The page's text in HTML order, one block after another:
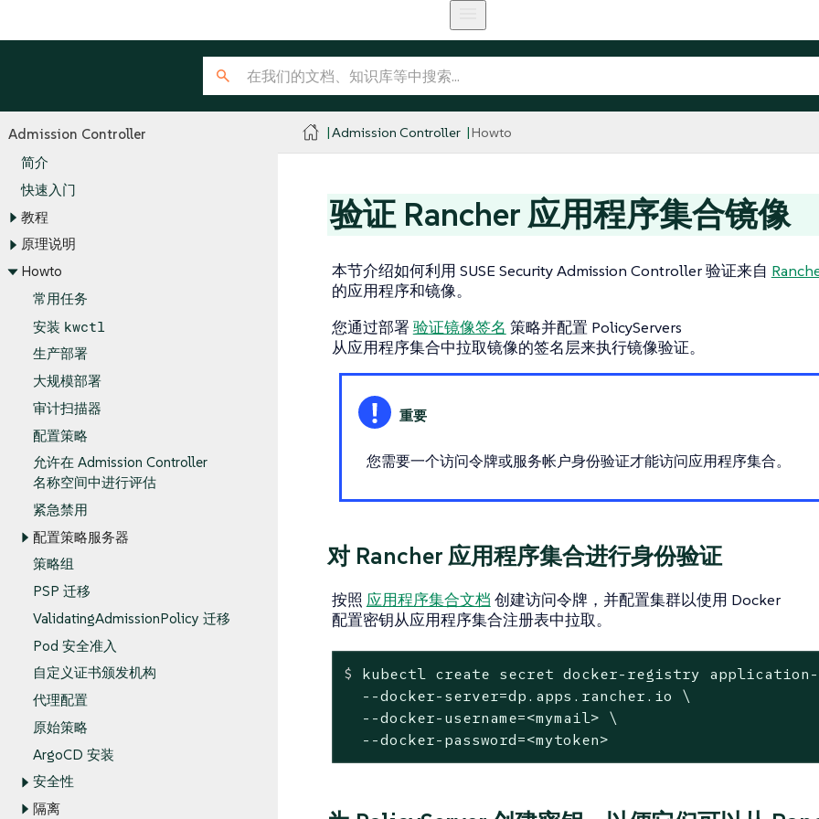
Admission Controller
简介
快速入门
教程
原理说明
Howto
常用任务
安装 kwctl
生产部署
大规模部署
审计扫描器
配置策略
允许在 Admission Controller
名称空间中进行评估
紧急禁用
配置策略服务器
策略组
PSP 迁移
ValidatingAdmissionPolicy 迁移
Pod 安全准入
自定义证书颁发机构
代理配置
原始策略
ArgoCD 安装
安全性
隔离
Admission Controller Howto
验证 Rancher 应用程序集合镜像
本节介绍如何利用 SUSE Security Admission Controller 验证来自
的应用程序和镜像。
您通过部署 验证镜像签名 策略并配置 PolicyServers
从应用程序集合中拉取镜像的签名层来执行镜像验证。
您需要一个访问令牌或服务帐户身份验证才能访问应用程序集合。
对 Rancher 应用程序集合进行身份验证
按照 应用程序集合文档 创建访问令牌，并配置集群以使用 Docker
配置密钥从应用程序集合注册表中拉取。
$
kubectl create secret docker-registry
  --docker-server=dp.apps.rancher.io \
  --docker-username=<mymail> \
  --docker-password=<mytoken>